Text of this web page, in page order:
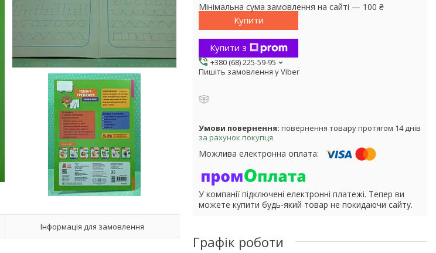
Інформація для замовлення
Мінімальна сума замовлення на сайті — 100 ₴
Купити
Купити з
+380 (68) 225-59-95
Пишіть замовлення у Viber
повернення товару протягом 14 днів
за рахунок покупця
У компанії підключені електронні платежі. Тепер ви
можете купити будь-який товар не покидаючи сайту.
Графік роботи